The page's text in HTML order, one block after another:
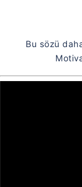
Bu sözü